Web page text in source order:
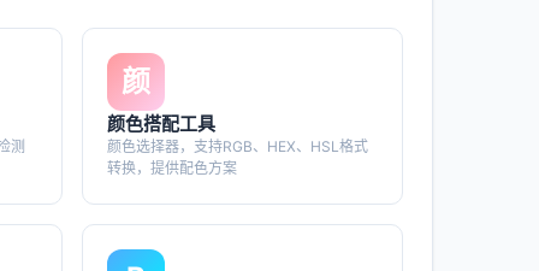
测
颜
颜色搭配工具
颜色选择器，支持RGB、HEX、HSL格式
转换，提供配色方案